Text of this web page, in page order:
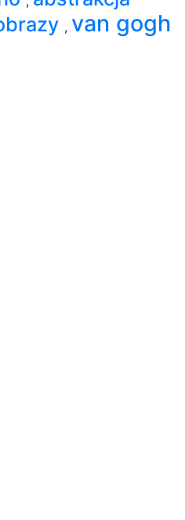
, van gogh